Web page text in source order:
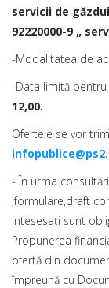
servicii de
92220000-9 „
-Modalitatea de
-Data limită
12,00.
Ofertele se vor
- În urma
,formulare,draft
intesesaţi sunt
Propunerea
ofertă din
împreună cu